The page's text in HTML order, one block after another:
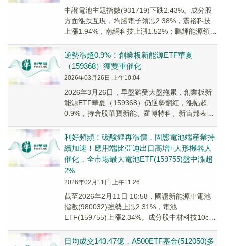
中證電池主題指數(931719)下跌2.43%。成分股
方面漲跌互現，均勝電子領漲2.38%，震裕科技
上漲1.94%，南網科技上漲1.52%；鵬輝能源領跌
逆勢漲超0.9%！創業板新能源ETF華夏
（159368）獲雙重催化
2026年03月26日 上午10:04
2026年3月26日，早盤雖受大盤拖累，創業板新
能源ETF華夏（159368）仍逆勢翻紅，漲幅超
0.9%，持倉股華寶新能、羅博特科、新宙邦表現
利好頻頻！碳酸鋰再漲價，固態電池端産業持
續加速！應用端比亞迪出口高增+人形機器人
催化，全市場最大電池ETF(159755)盤中漲超
2%
2026年02月11日 上午11:26
截至2026年2月11日 10:58，國證新能源車電池
指數(980032)強勢上漲2.31%，電池
ETF(159755)上漲2.34%。成分股中材科技10cm
日均成交143.47億，A500ETF基金(512050)多